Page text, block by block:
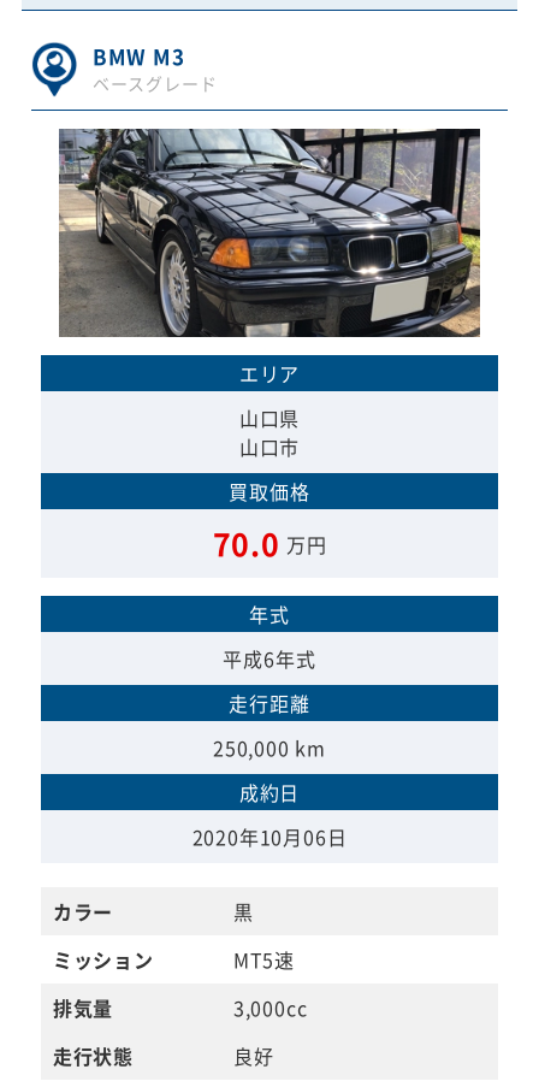
BMW M3
ベースグレード
エリア
山口県
山口市
買取価格
70.0 万円
年式
平成6年式
走行距離
250,000 km
成約日
2020年10月06日
カラー
黒
ミッション
MT5速
排気量
3,000cc
走行状態
良好